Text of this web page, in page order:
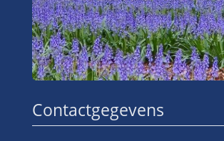
Contactgegevens